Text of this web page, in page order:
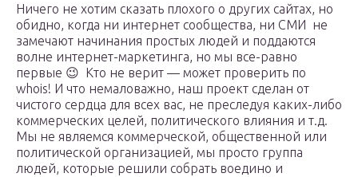
Ничего не хотим сказать плохого о других сайтах, но
обидно, когда ни интернет сообщества, ни СМИ не
замечают начинания простых людей и поддаются
волне интернет-маркетинга, но мы все-равно
первые 😉 Кто не верит — может проверить по
whois! И что немаловажно, наш проект сделан от
чистого сердца для всех вас, не преследуя каких-либо
коммерческих целей, политического влияния и т.д.
Мы не являемся коммерческой, общественной или
политической организацией, мы просто группа
людей, которые решили собрать воедино и